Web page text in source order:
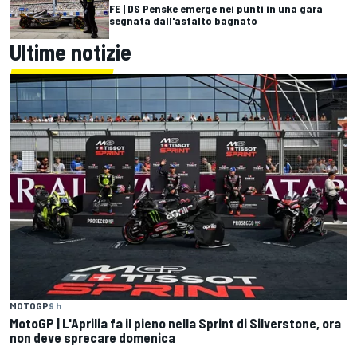
FE | DS Penske emerge nei punti in una gara
segnata dall'asfalto bagnato
Ultime notizie
MOTOGP9 h
MotoGP | L'Aprilia fa il pieno nella Sprint di Silverstone, ora
non deve sprecare domenica